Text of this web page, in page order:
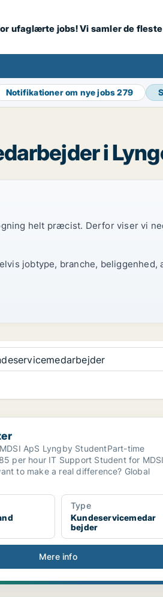
ufaglærte jobs! Vi samler de
Notifikationer om nye jobs279
i
helt præcist. Derfor viser vi
jobtype, branche,
ApS Lyngby StudentPart-time
per hour IT Support Student for MDSI
to make a real difference? Global
Type
Kundeservicemedar
bejder
Mere info